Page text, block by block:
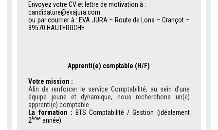
Envoyez votre CV et lettre de motivation à :
candidature@evajura.com
ou par courrier à : EVA JURA – Route de Lons – Crançot –
39570 HAUTEROCHE
Apprenti(e) comptable (H/F)
Votre mission :
Afin de renforcer le service Comptabilité, au sein d’une
équipe jeune et dynamique, nous recherchons un(e)
apprenti(e) comptable
La formation : BTS Comptabilité / Gestion (idéalement
2ème année)